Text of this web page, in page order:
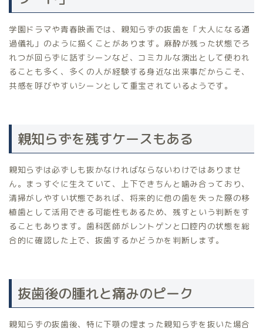
学園ドラマや青春映画では、親知らずの抜歯を「大人になる通
過儀礼」のように描くことがあります。麻酔が残った状態でろ
れつが回らずに話すシーンなど、コミカルな演出として使われ
ることも多く、多くの人が経験する身近な出来事だからこそ、
共感を呼びやすいシーンとして重宝されているようです。
親知らずを残すケースもある
親知らずは必ずしも抜かなければならないわけではありませ
ん。まっすぐに生えていて、上下できちんと噛み合っており、
清掃がしやすい状態であれば、将来的に他の歯を失った際の移
植歯として活用できる可能性もあるため、残すという判断をす
ることもあります。歯科医師がレントゲンと口腔内の状態を総
合的に確認した上で、抜歯するかどうかを判断します。
抜歯後の腫れと痛みのピーク
親知らずの抜歯後、特に下顎の埋まった親知らずを抜いた場合